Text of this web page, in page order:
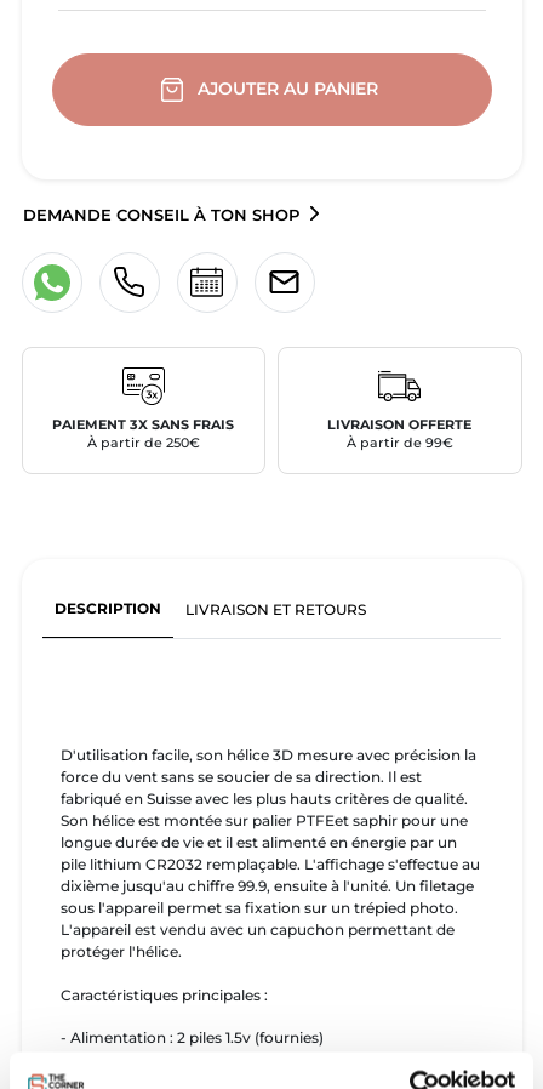
AJOUTER AU PANIER
DEMANDE CONSEIL À TON SHOP
PAIEMENT 3X SANS FRAIS
À partir de 250€
LIVRAISON OFFERTE
À partir de 99€
DESCRIPTION LIVRAISON ET RETOURS
D'utilisation facile, son hélice 3D mesure avec précision la
force du vent sans se soucier de sa direction. Il est
fabriqué en Suisse avec les plus hauts critères de qualité.
Son hélice est montée sur palier PTFEet saphir pour une
longue durée de vie et il est alimenté en énergie par un
pile lithium CR2032 remplaçable. L'affichage s'effectue au
dixième jusqu'au chiffre 99.9, ensuite à l'unité. Un filetage
sous l'appareil permet sa fixation sur un trépied photo.
L'appareil est vendu avec un capuchon permettant de
protéger l'hélice.
Caractéristiques principales :
- Alimentation : 2 piles 1.5v (fournies)
- Appareil étanche